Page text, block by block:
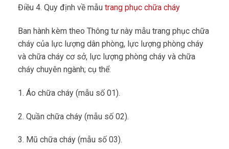
Điều 4. Quy định về mẫu trang phục chữa cháy
Ban hành kèm theo Thông tư này mẫu trang phục chữa
cháy của lực lượng dân phòng, lực lượng phòng cháy
và chữa cháy cơ sở, lực lượng phòng cháy và chữa
cháy chuyên ngành; cụ thể:
1. Áo chữa cháy (mẫu số 01).
2. Quần chữa cháy (mẫu số 02).
3. Mũ chữa cháy (mẫu số 03).